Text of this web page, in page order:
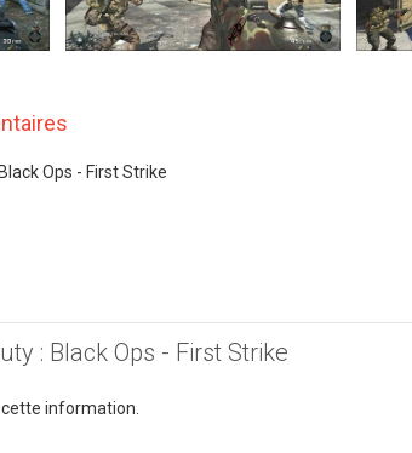
Ops - First Strike
: Black Ops - First Strike
information.